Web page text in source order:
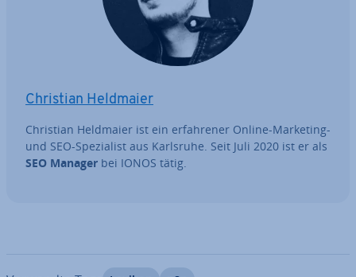
Christian Heldmaier
Christian Heldmaier ist ein er­fah­re­ner Online-Marketing-
und SEO-Spe­zia­list aus Karlsruhe. Seit Juli 2020 ist er als
SEO Manager bei IONOS tätig.